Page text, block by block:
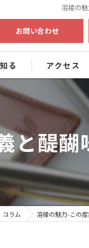
溶接の
お問い合わせ
る アクセス
と醍醐
コラム 溶接の魅力-この